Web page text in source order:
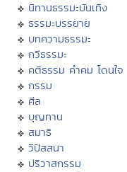
นิทานธรรมะบันเทิง
ธรรมะบรรยาย
บทความธรรมะ
กวีธรรมะ
คติธรรม คำคม โดนใจ
กรรม
ศีล
บุญทาน
สมาธิ
วิปัสสนา
ปริวาสกรรม